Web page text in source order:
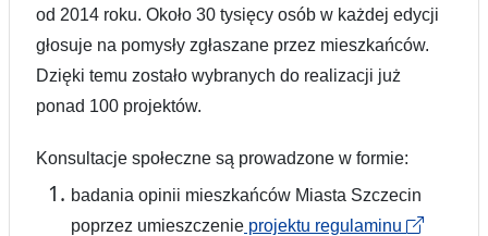
od 2014 roku. Około 30 tysięcy osób w każdej edycji
głosuje na pomysły zgłaszane przez mieszkańców.
Dzięki temu zostało wybranych do realizacji już
ponad 100 projektów.
Konsultacje społeczne są prowadzone w formie:
badania opinii mieszkańców Miasta Szczecin
poprzez umieszczenie projektu regulaminu